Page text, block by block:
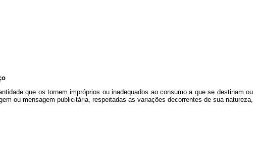
que os tornem impróprios ou inadequados ao consumo a que se destinam ou
ou mensagem publicitária, respeitadas as variações decorrentes de sua natureza,